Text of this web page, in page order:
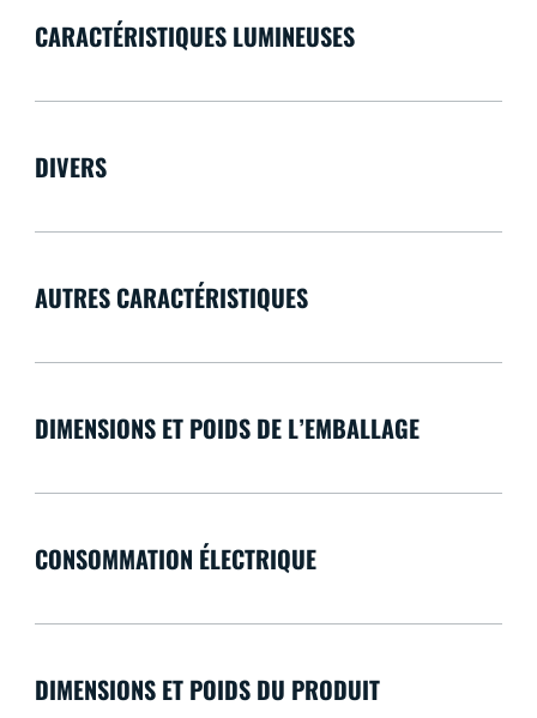
CARACTÉRISTIQUES LUMINEUSES
DIVERS
AUTRES CARACTÉRISTIQUES
DIMENSIONS ET POIDS DE L’EMBALLAGE
CONSOMMATION ÉLECTRIQUE
DIMENSIONS ET POIDS DU PRODUIT